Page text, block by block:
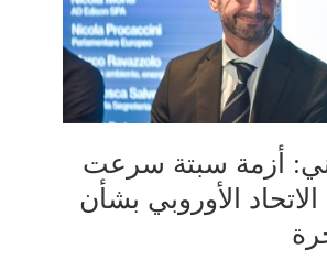
أزمة سبتة سرعت
الأوروبي بشأن